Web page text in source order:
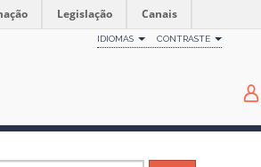
Legislação Canais
IDIOMAS CONTRASTE